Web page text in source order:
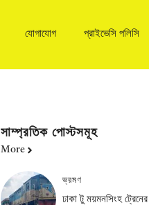
যোগাযোগ প্রাইভেসি পলিসি
সাম্প্রতিক পোস্টসমূহ
More
ভ্রমণ
ঢাকা টু ময়মনসিংহ